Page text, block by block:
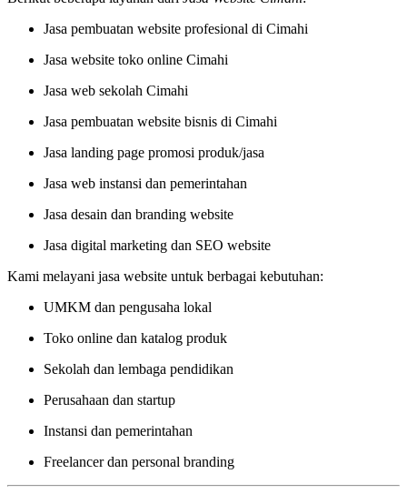
Jasa pembuatan website profesional di Cimahi
Jasa website toko online Cimahi
Jasa web sekolah Cimahi
Jasa pembuatan website bisnis di Cimahi
Jasa landing page promosi produk/jasa
Jasa web instansi dan pemerintahan
Jasa desain dan branding website
Jasa digital marketing dan SEO website
Kami melayani jasa website untuk berbagai kebutuhan:
UMKM dan pengusaha lokal
Toko online dan katalog produk
Sekolah dan lembaga pendidikan
Perusahaan dan startup
Instansi dan pemerintahan
Freelancer dan personal branding